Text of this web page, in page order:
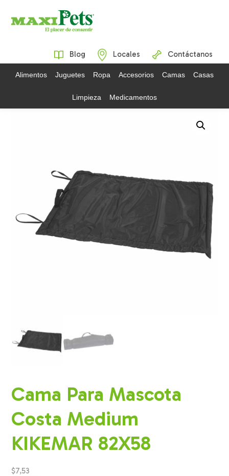
Blog Locales Contáctanos
Alimentos Juguetes Ropa Accesorios Camas Casas
Limpieza Medicamentos
Cama Para Mascota
Costa Medium
KIKEMAR 82X58
$7,53